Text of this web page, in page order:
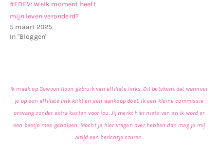
#EDEV: Welk moment heeft
mijn leven veranderd?
5 maart 2025
In "Bloggen"
Ik maak op Gewoon Iloon gebruik van affiliate links. Dit betekent dat wanneer
je op een affiliate link klikt en een aankoop doet, ik een kleine commissie
ontvang zonder extra kosten voor jou. Jij merkt hier niets van en ik word er
een beetje mee geholpen. Mocht je hier vragen over hebben dan mag je mij
altijd een berichtje sturen.